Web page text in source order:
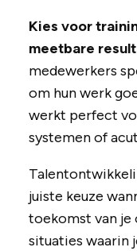
Kies voor
meetbare
medewerkers
om hun werk
werkt perfect
systemen of
juiste keuze
toekomst van je
situaties waarin